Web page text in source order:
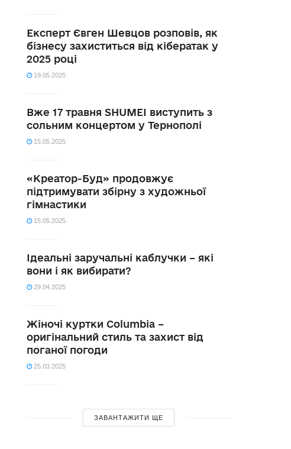
Експерт Євген Шевцов розповів, як
бізнесу захиститься від кібератак у
2025 році
19.05.2025
Вже 17 травня SHUMEI виступить з
сольним концертом у Тернополі
15.05.2025
«Креатор-Буд» продовжує
підтримувати збірну з художньої
гімнастики
15.05.2025
Ідеальні заручальні каблучки – які
вони і як вибирати?
29.04.2025
Жіночі куртки Columbia –
оригінальний стиль та захист від
поганої погоди
25.03.2025
ЗАВАНТАЖИТИ ЩЕ